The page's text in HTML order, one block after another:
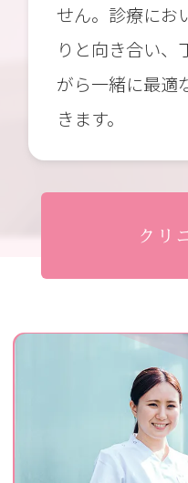
せん。診療にお
りと向き合い、
がら一緒に最適
きます。
クリ